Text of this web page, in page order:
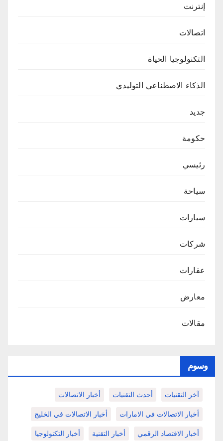
إنترنت
اتصالات
التكنولوجيا الحياة
الذكاء الاصطناعي التوليدي
جديد
حكومة
رئيسي
سياحة
سيارات
شركات
عقارات
معارض
مقالات
وسوم
آخر التقنيات أحدث التقنيات أخبار الاتصالات
أخبار الاتصالات في الامارات أخبار الاتصالات في الخليج
أخبار الاقتصاد الرقمي أخبار التقنية أخبار التكنولوجيا